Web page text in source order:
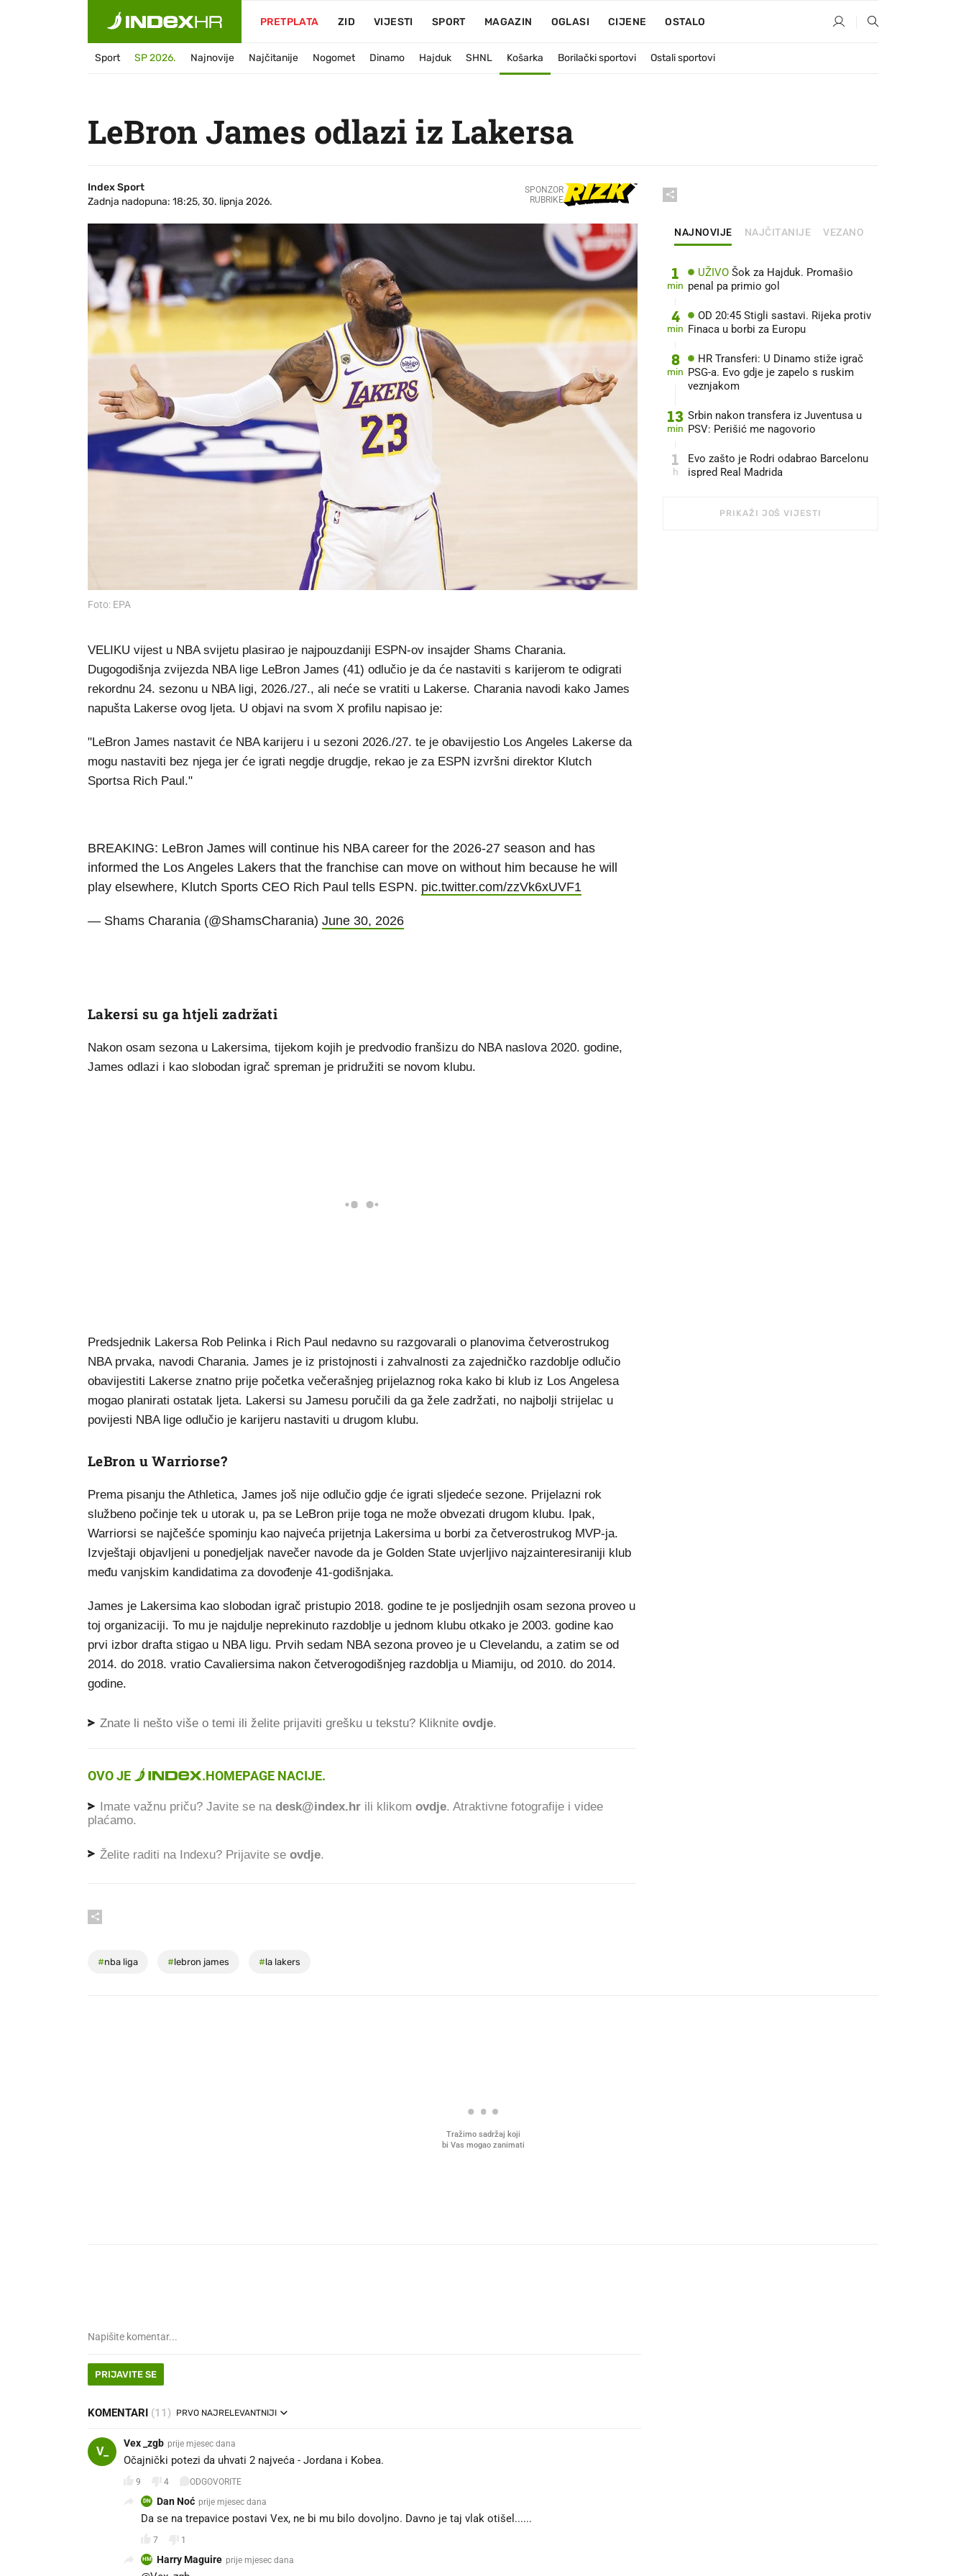
PRETPLATA ZID VIJESTI SPORT MAGAZIN OGLASI CIJENE OSTALO
Sport SP 2026. Najnovije Najčitanije Nogomet Dinamo Hajduk SHNL Košarka Borilački sportovi Ostali sportovi
LeBron James odlazi iz Lakersa
Index Sport
Zadnja nadopuna: 18:25, 30. lipnja 2026.
SPONZOR
RUBRIKE
Foto: EPA
VELIKU vijest u NBA svijetu plasirao je najpouzdaniji ESPN-ov insajder Shams Charania.
Dugogodišnja zvijezda NBA lige LeBron James (41) odlučio je da će nastaviti s karijerom te odigrati
rekordnu 24. sezonu u NBA ligi, 2026./27., ali neće se vratiti u Lakerse. Charania navodi kako James
napušta Lakerse ovog ljeta. U objavi na svom X profilu napisao je:
"LeBron James nastavit će NBA karijeru i u sezoni 2026./27. te je obavijestio Los Angeles Lakerse da
mogu nastaviti bez njega jer će igrati negdje drugdje, rekao je za ESPN izvršni direktor Klutch
Sportsa Rich Paul."
BREAKING: LeBron James will continue his NBA career for the 2026-27 season and has
informed the Los Angeles Lakers that the franchise can move on without him because he will
play elsewhere, Klutch Sports CEO Rich Paul tells ESPN. pic.twitter.com/zzVk6xUVF1
— Shams Charania (@ShamsCharania) June 30, 2026
Lakersi su ga htjeli zadržati
Nakon osam sezona u Lakersima, tijekom kojih je predvodio franšizu do NBA naslova 2020. godine,
James odlazi i kao slobodan igrač spreman je pridružiti se novom klubu.
Predsjednik Lakersa Rob Pelinka i Rich Paul nedavno su razgovarali o planovima četverostrukog
NBA prvaka, navodi Charania. James je iz pristojnosti i zahvalnosti za zajedničko razdoblje odlučio
obavijestiti Lakerse znatno prije početka večerašnjeg prijelaznog roka kako bi klub iz Los Angelesa
mogao planirati ostatak ljeta. Lakersi su Jamesu poručili da ga žele zadržati, no najbolji strijelac u
povijesti NBA lige odlučio je karijeru nastaviti u drugom klubu.
LeBron u Warriorse?
Prema pisanju the Athletica, James još nije odlučio gdje će igrati sljedeće sezone. Prijelazni rok
službeno počinje tek u utorak u, pa se LeBron prije toga ne može obvezati drugom klubu. Ipak,
Warriorsi se najčešće spominju kao najveća prijetnja Lakersima u borbi za četverostrukog MVP-ja.
Izvještaji objavljeni u ponedjeljak navečer navode da je Golden State uvjerljivo najzainteresiraniji klub
među vanjskim kandidatima za dovođenje 41-godišnjaka.
James je Lakersima kao slobodan igrač pristupio 2018. godine te je posljednjih osam sezona proveo u
toj organizaciji. To mu je najdulje neprekinuto razdoblje u jednom klubu otkako je 2003. godine kao
prvi izbor drafta stigao u NBA ligu. Prvih sedam NBA sezona proveo je u Clevelandu, a zatim se od
2014. do 2018. vratio Cavaliersima nakon četverogodišnjeg razdoblja u Miamiju, od 2010. do 2014.
godine.
Znate li nešto više o temi ili želite prijaviti grešku u tekstu? Kliknite ovdje.
OVO JE .HOMEPAGE NACIJE.
Imate važnu priču? Javite se na desk@index.hr ili klikom ovdje. Atraktivne fotografije i videe
plaćamo.
Želite raditi na Indexu? Prijavite se ovdje.
#nba liga #lebron james #la lakers
NAJNOVIJE NAJČITANIJE VEZANO
1
min
UŽIVO Šok za Hajduk. Promašio
penal pa primio gol
4
min
OD 20:45 Stigli sastavi. Rijeka protiv
Finaca u borbi za Europu
8
min
HR Transferi: U Dinamo stiže igrač
PSG-a. Evo gdje je zapelo s ruskim
veznjakom
13
min
Srbin nakon transfera iz Juventusa u
PSV: Perišić me nagovorio
1
h
Evo zašto je Rodri odabrao Barcelonu
ispred Real Madrida
PRIKAŽI JOŠ VIJESTI
Tražimo sadržaj koji
bi Vas mogao zanimati
PRIJAVITE SE
KOMENTARI (11) PRVO NAJRELEVANTNIJI
V_
Vex _zgb prije mjesec dana
Očajnički potezi da uhvati 2 najveća - Jordana i Kobea.
9 4 ODGOVORITE
DN Dan Noć prije mjesec dana
Da se na trepavice postavi Vex, ne bi mu bilo dovoljno. Davno je taj vlak otišel......
7 1
HM Harry Maguire prije mjesec dana